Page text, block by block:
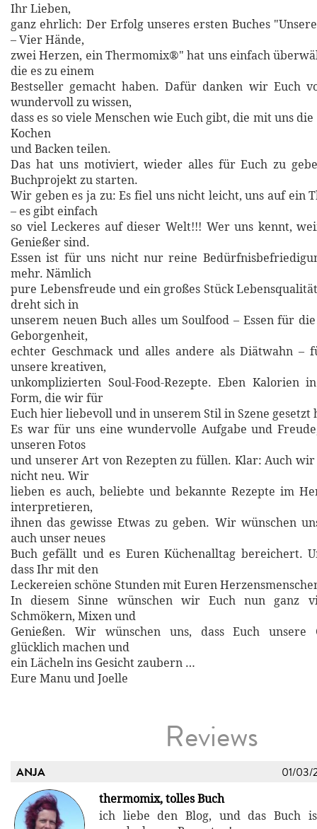
Ihr Lieben,
ganz ehrlich: Der Erfolg unseres ersten Buches
– Vier Hände,
zwei Herzen, ein Thermomix®" hat uns einfach
die es zu einem
Bestseller gemacht haben. Dafür danken wir Euch
wundervoll zu wissen,
dass es so viele Menschen wie Euch gibt, die mit uns
Kochen
und Backen teilen.
Das hat uns motiviert, wieder alles für Euch zu
Buchprojekt zu starten.
Wir geben es ja zu: Es fiel uns nicht leicht, uns auf ein
– es gibt einfach
so viel Leckeres auf dieser Welt!!! Wer uns kennt,
Genießer sind.
Essen ist für uns nicht nur reine
mehr. Nämlich
pure Lebensfreude und ein großes Stück
dreht sich in
unserem neuen Buch alles um Soulfood – Essen für
Geborgenheit,
echter Geschmack und alles andere als Diätwahn –
unsere kreativen,
unkomplizierten Soul-Food-Rezepte. Eben Kalorien
Form, die wir für
Euch hier liebevoll und in unserem Stil in Szene gesetzt
Es war für uns eine wundervolle Aufgabe und
unseren Fotos
und unserer Art von Rezepten zu füllen. Klar: Auch
nicht neu. Wir
lieben es auch, beliebte und bekannte Rezepte im
interpretieren,
ihnen das gewisse Etwas zu geben. Wir wünschen
auch unser neues
Buch gefällt und es Euren Küchenalltag bereichert.
dass Ihr mit den
Leckereien schöne Stunden mit Euren
In diesem Sinne wünschen wir Euch nun ganz
Schmökern, Mixen und
Genießen. Wir wünschen uns, dass Euch unsere
glücklich machen und
ein Lächeln ins Gesicht zaubern …
Eure Manu und Joelle
Reviews
ANJA 01/03/
thermomix, tolles Buch
ich liebe den Blog, und das Buch